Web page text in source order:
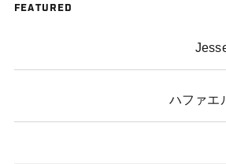
FEATURED
ハファエ